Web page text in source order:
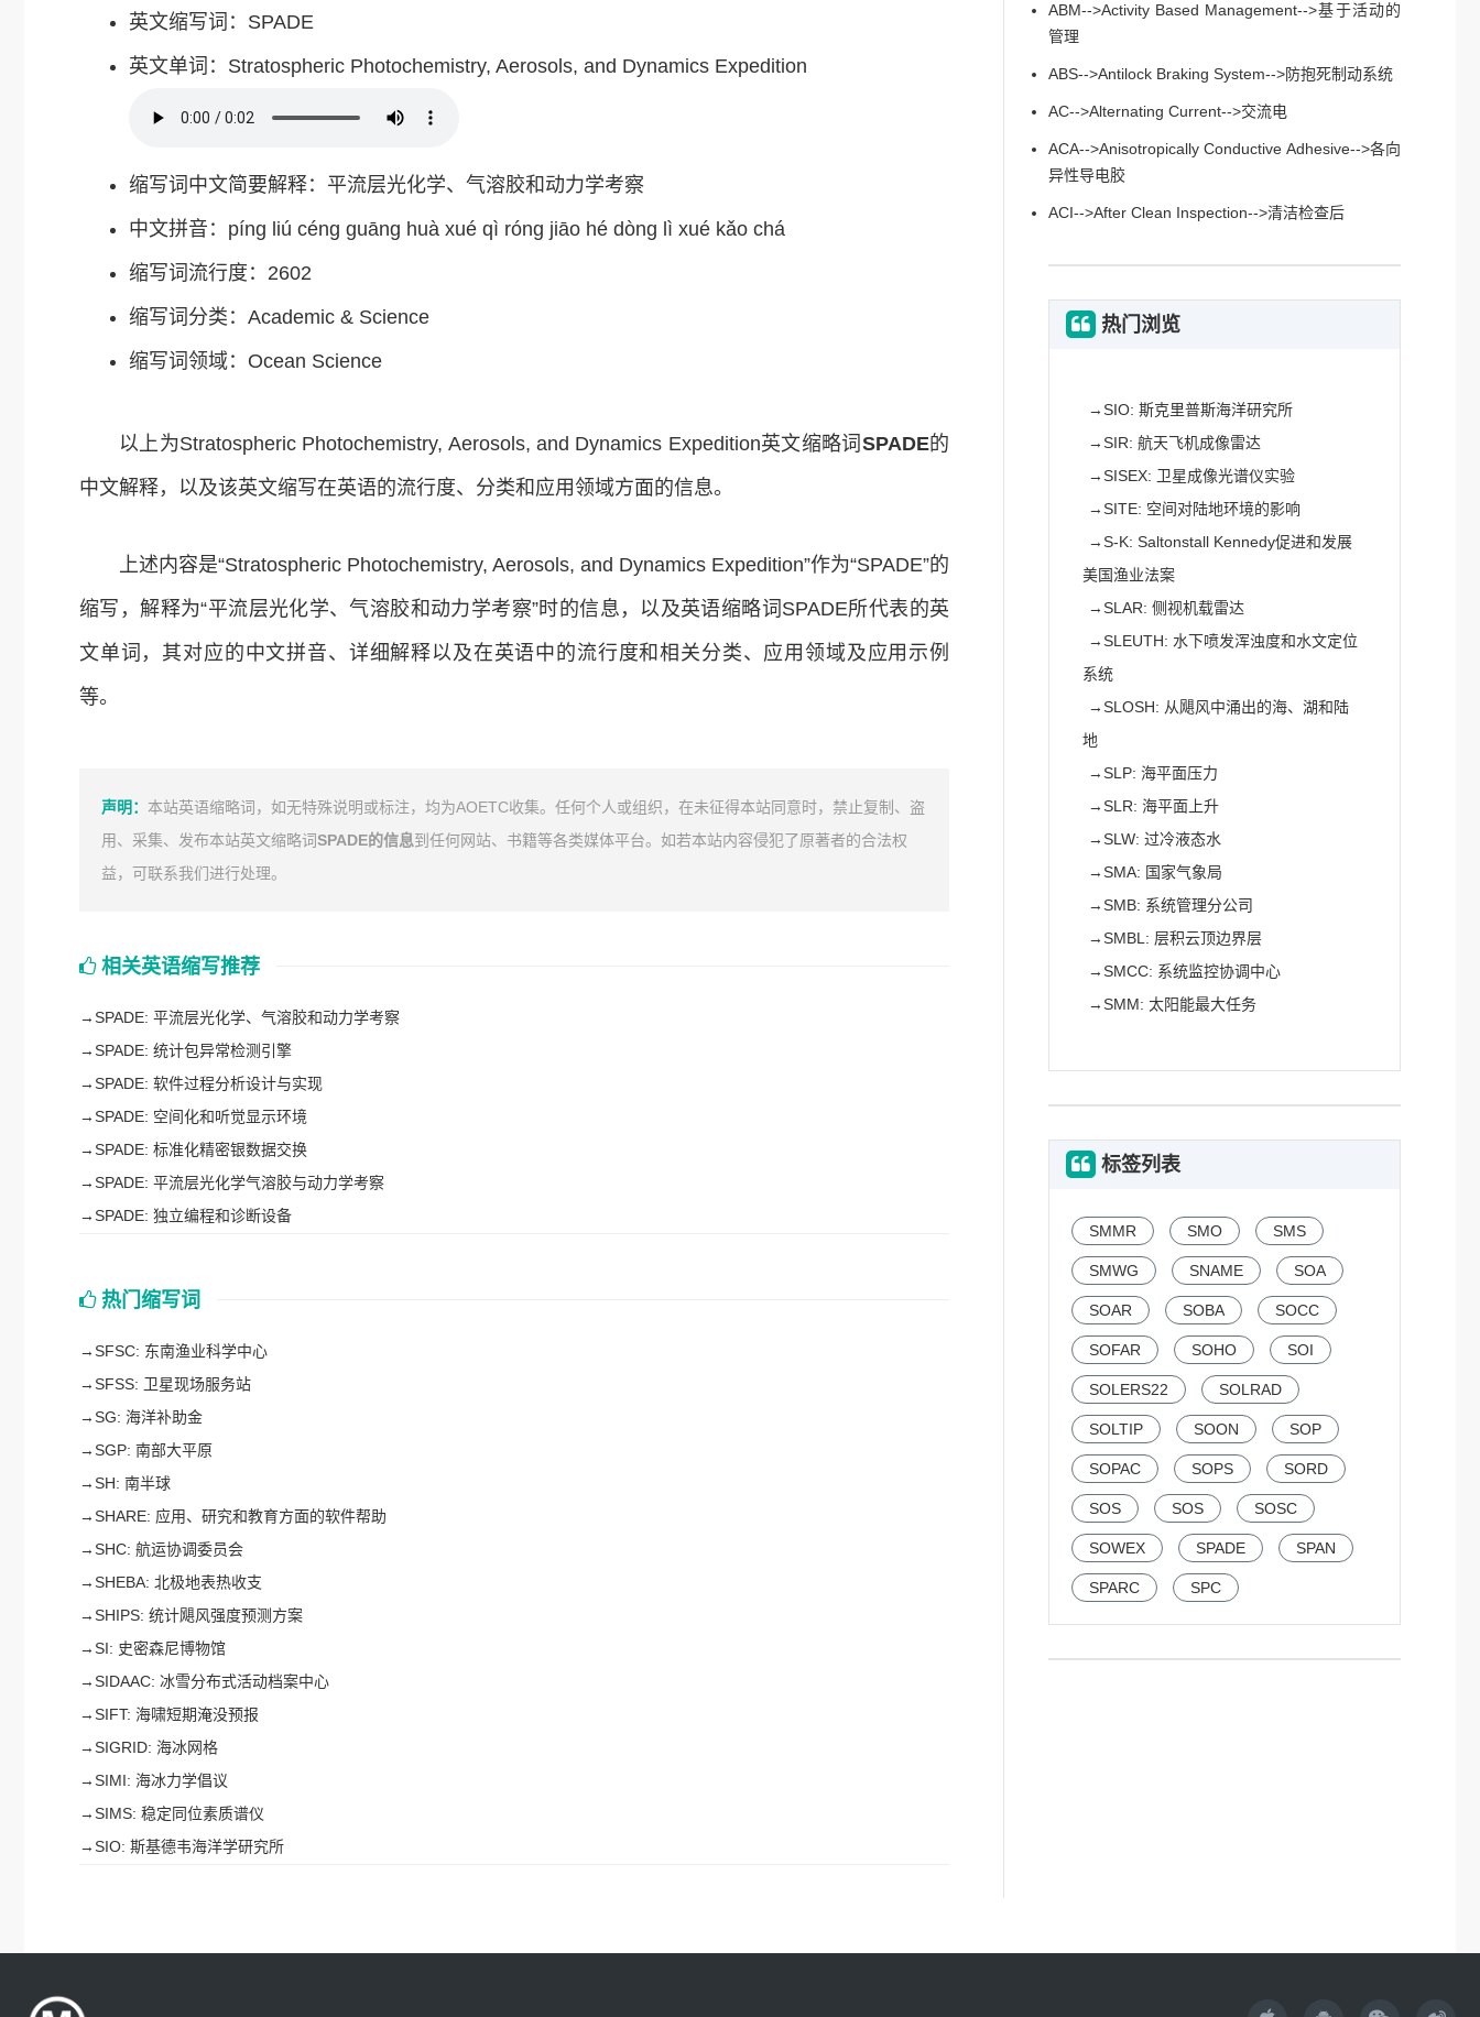
英文缩写词：SPADE
英文单词：Stratospheric Photochemistry, Aerosols, and Dynamics Expedition
缩写词中文简要解释：平流层光化学、气溶胶和动力学考察
中文拼音：píng liú céng guāng huà xué qì róng jiāo hé dòng lì xué kǎo chá
缩写词流行度：2602
缩写词分类：Academic & Science
缩写词领域：Ocean Science
以上为Stratospheric Photochemistry, Aerosols, and Dynamics Expedition英文缩略词 SPADE的
中文解释，以及该英文缩写在英语的流行度、分类和应用领域方面的信息。
上述内容是“Stratospheric Photochemistry, Aerosols, and Dynamics Expedition”作为“SPADE”的
缩写，解释为“平流层光化学、气溶胶和动力学考察”时的信息，以及英语缩略词SPADE所代表的英
文单词，其对应的中文拼音、详细解释以及在英语中的流行度和相关分类、应用领域及应用示例
等。
声明： 本站英语缩略词，如无特殊说明或标注，均为AOETC收集。任何个人或组织，在未征得本站同意时，禁止复制、盗
用、采集、发布本站英文缩略词SPADE的信息到任何网站、书籍等各类媒体平台。如若本站内容侵犯了原著者的合法权
益，可联系我们进行处理。
相关英语缩写推荐
→SPADE: 平流层光化学、气溶胶和动力学考察
→SPADE: 统计包异常检测引擎
→SPADE: 软件过程分析设计与实现
→SPADE: 空间化和听觉显示环境
→SPADE: 标准化精密银数据交换
→SPADE: 平流层光化学气溶胶与动力学考察
→SPADE: 独立编程和诊断设备
热门缩写词
→SFSC: 东南渔业科学中心
→SFSS: 卫星现场服务站
→SG: 海洋补助金
→SGP: 南部大平原
→SH: 南半球
→SHARE: 应用、研究和教育方面的软件帮助
→SHC: 航运协调委员会
→SHEBA: 北极地表热收支
→SHIPS: 统计飓风强度预测方案
→SI: 史密森尼博物馆
→SIDAAC: 冰雪分布式活动档案中心
→SIFT: 海啸短期淹没预报
→SIGRID: 海冰网格
→SIMI: 海冰力学倡议
→SIMS: 稳定同位素质谱仪
→SIO: 斯基德韦海洋学研究所
ABM-->Activity Based Management-->基于活动的
管理
ABS-->Antilock Braking System-->防抱死制动系统
AC-->Alternating Current-->交流电
ACA-->Anisotropically Conductive Adhesive-->各向
异性导电胶
ACI-->After Clean Inspection-->清洁检查后
热门浏览
→SIO: 斯克里普斯海洋研究所
→SIR: 航天飞机成像雷达
→SISEX: 卫星成像光谱仪实验
→SITE: 空间对陆地环境的影响
→S-K: Saltonstall Kennedy促进和发展
美国渔业法案
→SLAR: 侧视机载雷达
→SLEUTH: 水下喷发浑浊度和水文定位
系统
→SLOSH: 从飓风中涌出的海、湖和陆
地
→SLP: 海平面压力
→SLR: 海平面上升
→SLW: 过冷液态水
→SMA: 国家气象局
→SMB: 系统管理分公司
→SMBL: 层积云顶边界层
→SMCC: 系统监控协调中心
→SMM: 太阳能最大任务
标签列表
SMMR SMO SMS
SMWG SNAME SOA
SOAR SOBA SOCC
SOFAR SOHO SOI
SOLERS22 SOLRAD
SOLTIP SOON SOP
SOPAC SOPS SORD
SOS SOS SOSC
SOWEX SPADE SPAN
SPARC SPC